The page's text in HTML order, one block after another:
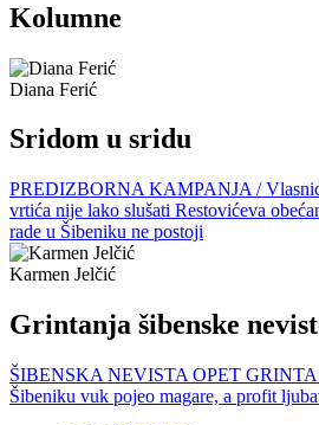
Kolumne
Diana Ferić
Sridom u sridu
PREDIZBORNA KAMPANJA /
vrtića nije lako slušati Restovićeva
rade u Šibeniku ne postoji
Karmen Jelčić
Grintanja šibenske
ŠIBENSKA NEVISTA OPET
Šibeniku vuk pojeo magare, a profit